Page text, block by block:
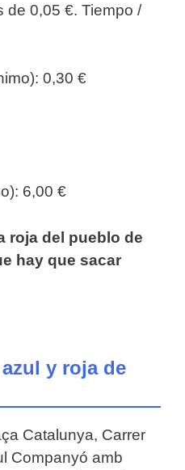
de 0,05 €. Tiempo /
0,30 €
6,00 €
roja del pueblo de
hay que sacar
y roja de
Catalunya, Carrer
Companyó amb